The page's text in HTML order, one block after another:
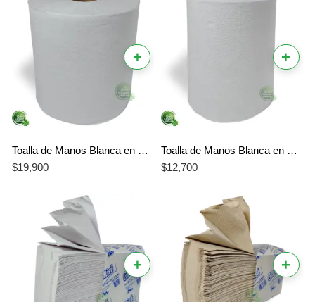
+
Toalla de Manos Blanca en Rollo Institucional 150 metros | Coltisu
$19,900
+
Toalla de Manos Blanca en Rollo Institucional 100 metros | Coltisu
$12,700
+ +